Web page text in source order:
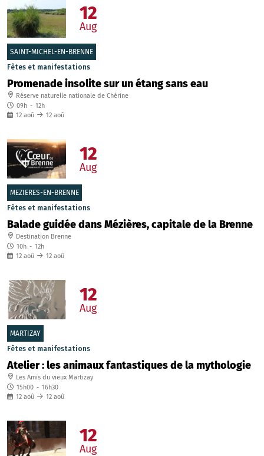
SAINT-MICHEL-EN-BRENNE
Fêtes et manifestations
Promenade insolite sur un étang sans eau
Réserve naturelle nationale de Chérine
09h - 12h
12 aoû 12 aoû
12
Aug
MEZIERES-EN-BRENNE
Fêtes et manifestations
Balade guidée dans Mézières, capitale de la Brenne
Destination Brenne
10h - 12h
12 aoû 12 aoû
12
Aug
MARTIZAY
Fêtes et manifestations
Atelier : les animaux fantastiques de la mythologie
Les Amis du vieux Martizay
15h00 - 16h30
12 aoû 12 aoû
12
Aug
12
Aug